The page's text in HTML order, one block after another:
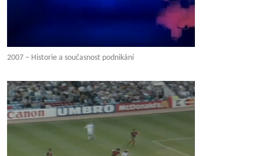
2007 – Historie a současnost podnikání